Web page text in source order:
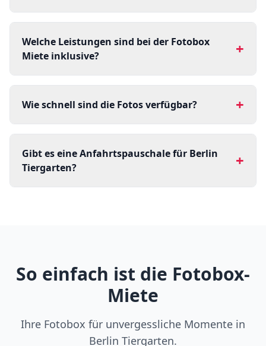
Welche Leistungen sind bei der Fotobox
Miete inklusive?
+
Wie schnell sind die Fotos verfügbar? +
Gibt es eine Anfahrtspauschale für Berlin
Tiergarten?
+
So einfach ist die Fotobox-
Miete
Ihre Fotobox für unvergessliche Momente in
Berlin Tiergarten.